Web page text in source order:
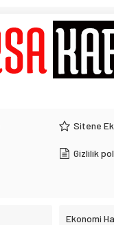
Sitene
Gizlilik
Ekonomi